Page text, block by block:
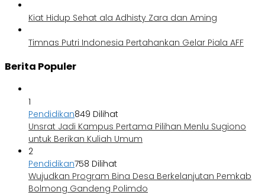
Kiat Hidup Sehat ala Adhisty Zara dan Aming
Timnas Putri Indonesia Pertahankan Gelar Piala AFF
Berita Populer
1
Pendidikan849 Dilihat
Unsrat Jadi Kampus Pertama Pilihan Menlu Sugiono
untuk Berikan Kuliah Umum
2
Pendidikan758 Dilihat
Wujudkan Program Bina Desa Berkelanjutan Pemkab
Bolmong Gandeng Polimdo